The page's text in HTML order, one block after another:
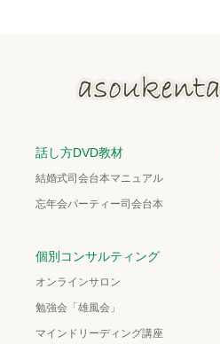
話し方DVD教材
結婚式司会台本マニュアル
忘年会パーティー司会台本
個別コンサルティング
オンラインサロン
勉強会「雄風会」
マインドリーディング講座